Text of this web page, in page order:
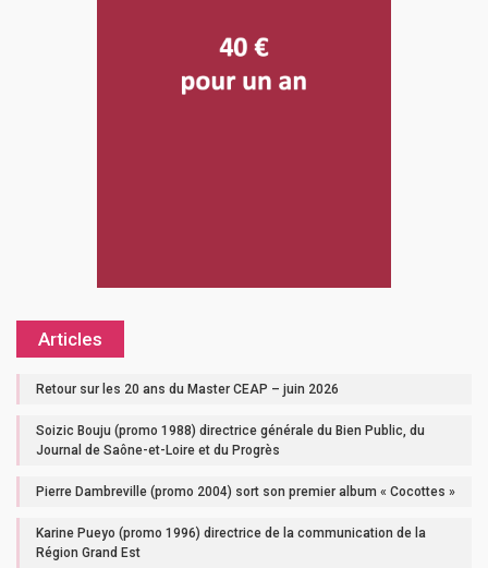
Articles
Retour sur les 20 ans du Master CEAP – juin 2026
Soizic Bouju (promo 1988) directrice générale du Bien Public, du
Journal de Saône-et-Loire et du Progrès
Pierre Dambreville (promo 2004) sort son premier album « Cocottes »
Karine Pueyo (promo 1996) directrice de la communication de la
Région Grand Est